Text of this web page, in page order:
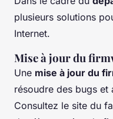
plusieurs solutions
Internet.
Mise à jour du
Une mise à jour du
résoudre des bugs
Consultez le site du